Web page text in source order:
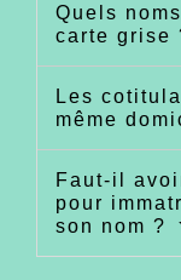
Quels
carte grise
Les
même
Faut-il
pour
son nom ?